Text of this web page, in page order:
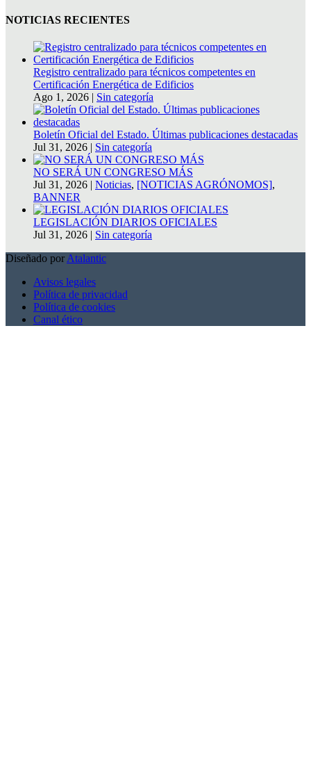
NOTICIAS RECIENTES
Registro centralizado para técnicos competentes en
Certificación Energética de Edificios
Ago 1, 2026 | Sin categoría
Boletín Oficial del Estado. Últimas publicaciones destacadas
Jul 31, 2026 | Sin categoría
NO SERÁ UN CONGRESO MÁS
Jul 31, 2026 | Noticias, [NOTICIAS AGRÓNOMOS],
BANNER
LEGISLACIÓN DIARIOS OFICIALES
Jul 31, 2026 | Sin categoría
Diseñado por Atalantic
Avisos legales
Política de privacidad
Política de cookies
Canal ético